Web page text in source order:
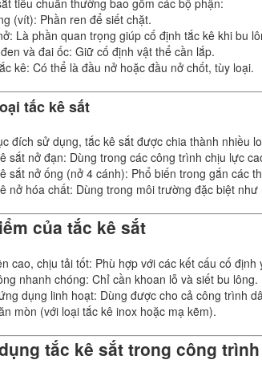
tiêu chuẩn thường bao gồm các bộ phận:
(vít): Phần ren để siết chặt.
Là phần quan trọng giúp cố định tắc kê khi bu
và đai ốc: Giữ cố định vật thể cần lắp.
kê: Có thể là đầu nở hoặc đầu nở chốt, tùy loại.
tắc kê sắt
đích sử dụng, tắc kê sắt được chia thành nhiều
sắt nở đạn: Dùng trong các công trình chịu lực
sắt nở ống (nở 4 cánh): Phổ biến trong gắn các
nở hóa chất: Dùng trong môi trường đặc biệt
của tắc kê sắt
cao, chịu tải tốt: Phù hợp với các kết cấu cố
nhanh chóng: Chỉ cần khoan lỗ và siết bu lông.
dụng linh hoạt: Dùng được cho cả công trình
mòn (với loại tắc kê inox hoặc mạ kẽm).
tắc kê sắt trong công